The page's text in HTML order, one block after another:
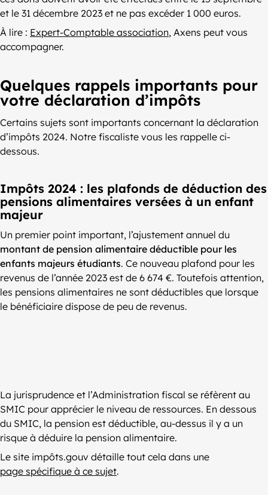
et le 31 décembre 2023 et ne pas excéder 1 000 euros.
À lire : Expert-Comptable association, Axens peut vous
accompagner.
Quelques rappels importants pour
votre déclaration d’impôts
Certains sujets sont importants concernant la déclaration
d’impôts 2024. Notre fiscaliste vous les rappelle ci-
dessous.
Impôts 2024 : les plafonds de déduction des
pensions alimentaires versées à un enfant
majeur
Un premier point important, l’ajustement annuel du
montant de pension alimentaire déductible pour les
enfants majeurs étudiants. Ce nouveau plafond pour les
revenus de l’année 2023 est de 6 674 €. Toutefois attention,
les pensions alimentaires ne sont déductibles que lorsque
le bénéficiaire dispose de peu de revenus.
La jurisprudence et l’Administration fiscal se réfèrent au
SMIC pour apprécier le niveau de ressources. En dessous
du SMIC, la pension est déductible, au-dessus il y a un
risque à déduire la pension alimentaire.
Le site impôts.gouv détaille tout cela dans une
page spécifique à ce sujet.